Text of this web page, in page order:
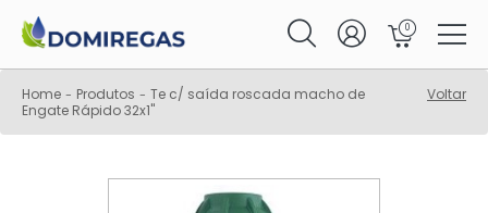
0
Home - Produtos - Te c/ saída roscada macho de
Engate Rápido 32x1"
Voltar